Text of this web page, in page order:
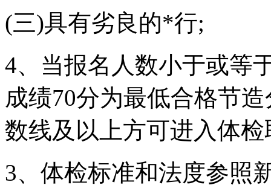
(三)具有劣良的*行;
4、当报名人数小于或等
成绩70分为最低合格节
数线及以上方可进入体
3、体检标准和法度参照